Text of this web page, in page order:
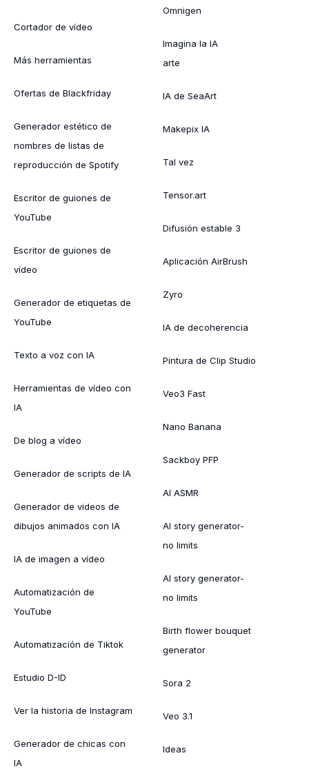
Cortador de vídeo
Más herramientas
Ofertas de Blackfriday
Generador estético de
nombres de listas de
reproducción de Spotify
Escritor de guiones de
YouTube
Escritor de guiones de
vídeo
Generador de etiquetas de
YouTube
Texto a voz con IA
Herramientas de vídeo con
IA
De blog a vídeo
Generador de scripts de IA
Generador de videos de
dibujos animados con IA
IA de imagen a vídeo
Automatización de
YouTube
Automatización de Tiktok
Estudio D-ID
Ver la historia de Instagram
Generador de chicas con
IA
Omnigen
Imagina la IA
arte
IA de SeaArt
Makepix IA
Tal vez
Tensor.art
Difusión estable 3
Aplicación AirBrush
Zyro
IA de decoherencia
Pintura de Clip Studio
Veo3 Fast
Nano Banana
Sackboy PFP
AI ASMR
AI story generator-
no limits
AI story generator-
no limits
Birth flower bouquet
generator
Sora 2
Veo 3.1
Ideas